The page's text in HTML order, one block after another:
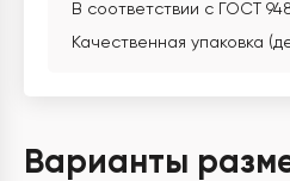
В соответствии с ГОСТ
Качественная упаковка
Варианты